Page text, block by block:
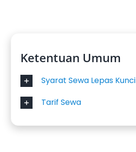
Ketentuan Umum
Syarat Sewa Lepas Kunci
Tarif Sewa